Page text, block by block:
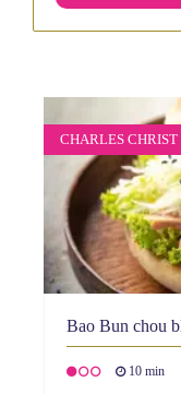
CHARLES CHRIST
Bao Bun chou
10 min